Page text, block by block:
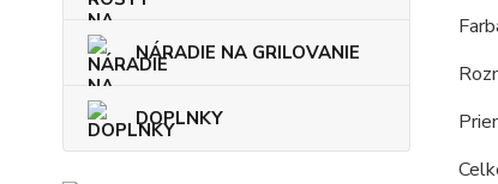
NÁRADIE NA GRILOVANIE
DOPLNKY